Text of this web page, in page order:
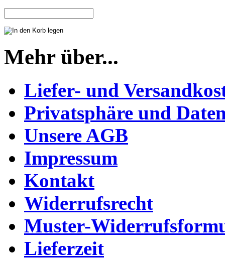
Mehr über...
Liefer- und
Privatsphäre und
Unsere AGB
Impressum
Kontakt
Widerrufsrecht
Muster-
Lieferzeit